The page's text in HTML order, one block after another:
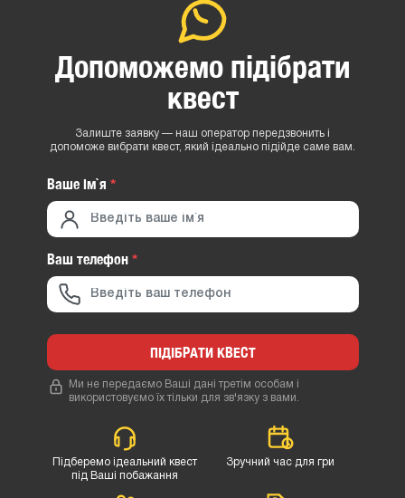
Допоможемо підібрати
квест
Залиште заявку — наш оператор передзвонить і
допоможе вибрати квест, який ідеально підійде саме вам.
Ваше iм`я *
Ваш телефон*
ПІДІБРАТИ КВЕСТ
Ми не передаємо Ваші дані третім особам і
використовуємо їх тільки для зв'язку з вами.
Підберемо ідеальний квест
під Ваші побажання
Зручний час для гри